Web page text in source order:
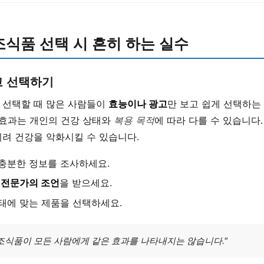
식품 선택 시 흔히 하는 실수
선택하기
택할 때 많은 사람들이 효능이나 광고만 보고 쉽게 선택하
과는 개인의 건강 상태와 복용 목적에 따라 다를 수 있습니다
건강을 악화시킬 수 있습니다.
분한 정보를 조사하세요.
전문가의 조언을 받으세요.
에 맞는 제품을 선택하세요.
식품이 모든 사람에게 같은 효과를 나타내지는 않습니다."